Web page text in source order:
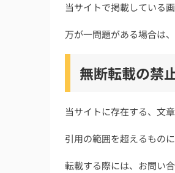
当サイトで掲載している
万が一問題がある場合は
無断転載の禁
当サイトに存在する、文
引用の範囲を超えるもの
転載する際には、お問い